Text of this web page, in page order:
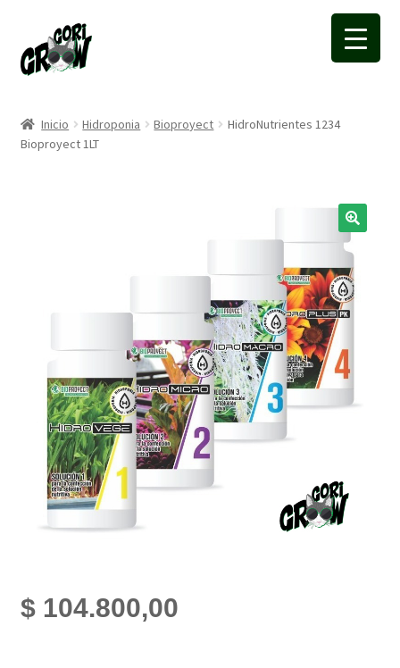
a
la
a
la
Inicio Hidroponia Bioproyect
HidroNutrientes 1234
Bioproyect 1LT
$104.800,00